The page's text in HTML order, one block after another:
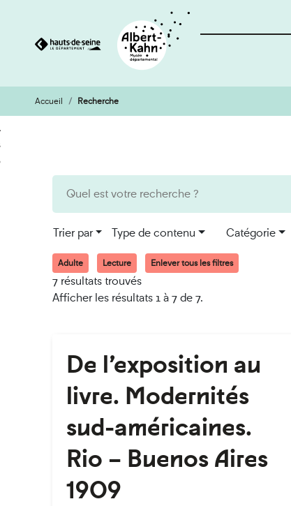
Aller
au
contenu
Aller
à
la
Accueil Recherche
Trier par Type de contenu Catégorie
Adulte Lecture Enlever tous les filtres
7 résultats trouvés
Afficher les résultats 1 à 7 de 7.
De l’exposition au
livre. Modernités
sud-américaines.
Rio – Buenos Aires
1909